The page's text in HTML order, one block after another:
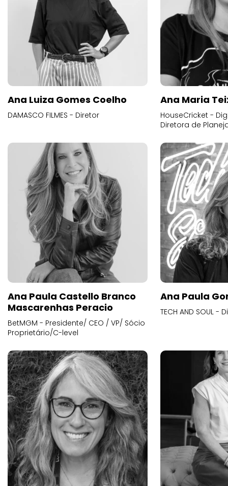
Ana Luiza Gomes Coelho
DAMASCO FILMES - Diretor
Ana Maria
HouseCricket -
Diretora de
Ana Paula Castello Branco
Mascarenhas Peracio
BetMGM - Presidente/ CEO / VP/ Sócio
Proprietário/C-level
Ana Paula
TECH AND SOUL